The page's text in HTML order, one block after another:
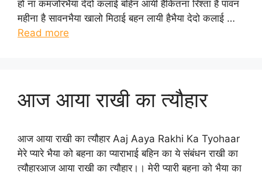
हो ना कमजोरभैया देदो कलाई बहिन आयी हैकितना रिश्ता है पावन
महीना है सावनभैया खालो मिठाई बहन लायी हैभैया देदो कलाई …
Read more
आज आया राखी का त्यौहार
आज आया राखी का त्यौहार Aaj Aaya Rakhi Ka Tyohaar
मेरे प्यारे भैया को बहना का प्याराभाई बहिन का ये संबंधन राखी का
त्यौहारआज आया राखी का त्यौहार।। मेरी प्यारी बहना को भैया का